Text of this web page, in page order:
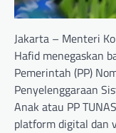
Jakarta – Menteri
Hafid menegaskan
Pemerintah (PP)
Penyelenggaraan
Anak atau PP
platform digital dan